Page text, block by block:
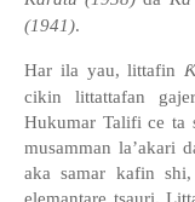
(1941).
Har ila yau, littafin
cikin littattafan
Hukumar Talifi ce ta
musamman la’akari
aka samar kafin
elemantare tsauri.